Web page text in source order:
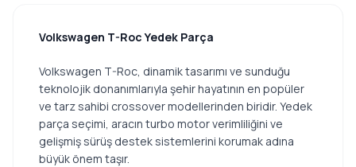
Volkswagen T-Roc Yedek Parça
Volkswagen T-Roc, dinamik tasarımı ve sunduğu
teknolojik donanımlarıyla şehir hayatının en popüler
ve tarz sahibi crossover modellerinden biridir. Yedek
parça seçimi, aracın turbo motor verimliliğini ve
gelişmiş sürüş destek sistemlerini korumak adına
büyük önem taşır.